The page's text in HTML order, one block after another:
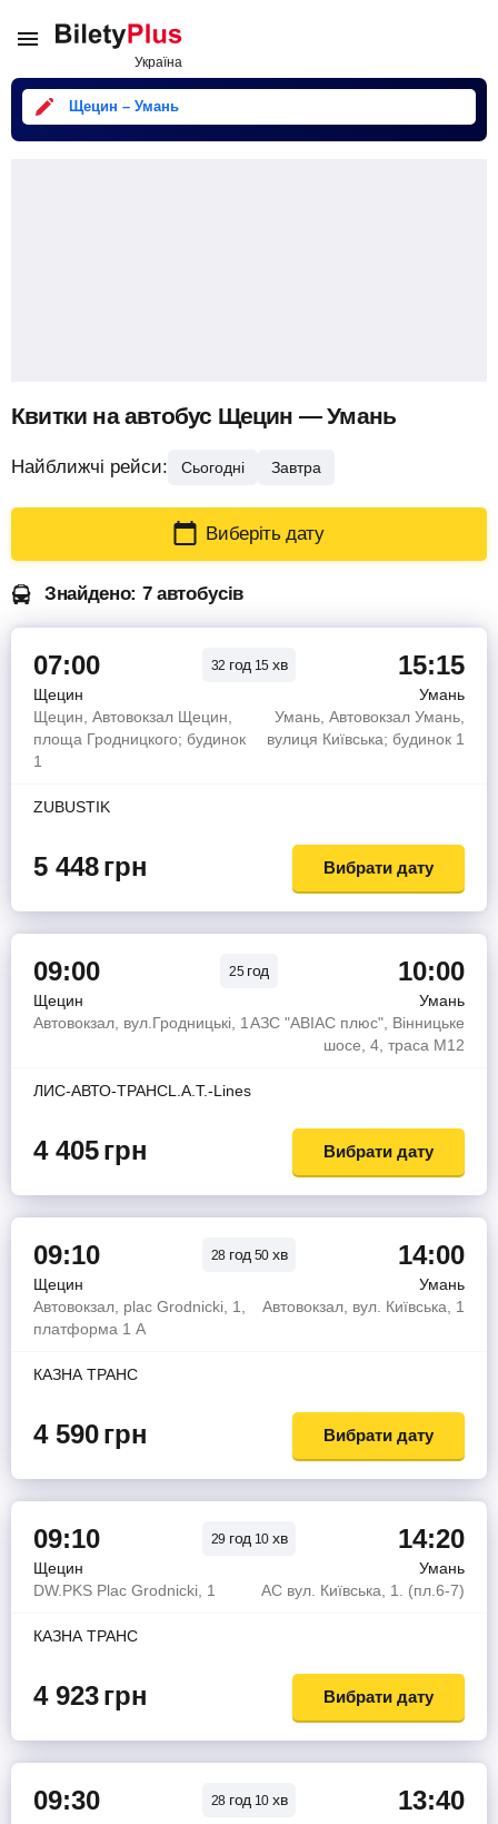
Щецин – Умань
Квитки на автобус Щецин — Умань
Найближчі рейси: Сьогодні Завтра
Виберіть дату
Знайдено: 7 автобусів
07:00 32 год 15 хв 15:15
Щецин
Умань
Щецин, Автовокзал Щецин,
площа Гродницкого; будинок
1
Умань, Автовокзал Умань,
вулиця Київська; будинок 1
ZUBUSTIK
5 448грн Вибрати дату
09:00 25 год 10:00
Щецин
Умань
Автовокзал, вул.Гродницькі, 1 АЗС "АBIAC плюс", Вінницьке
шосе, 4, траса М12
ЛИС-АВТО-ТРАНСL.A.T.-Lines
4 405грн Вибрати дату
09:10 28 год 50 хв 14:00
Щецин
Умань
Автовокзал, plac Grodnicki, 1,
платформа 1 A
Автовокзал, вул. Київська, 1
КАЗНА ТРАНС
4 590грн Вибрати дату
09:10 29 год 10 хв 14:20
Щецин
Умань
DW.PKS Plac Grodnicki, 1
АС вул. Київська, 1. (пл.6-7)
КАЗНА ТРАНС
4 923грн Вибрати дату
09:30 28 год 10 хв 13:40